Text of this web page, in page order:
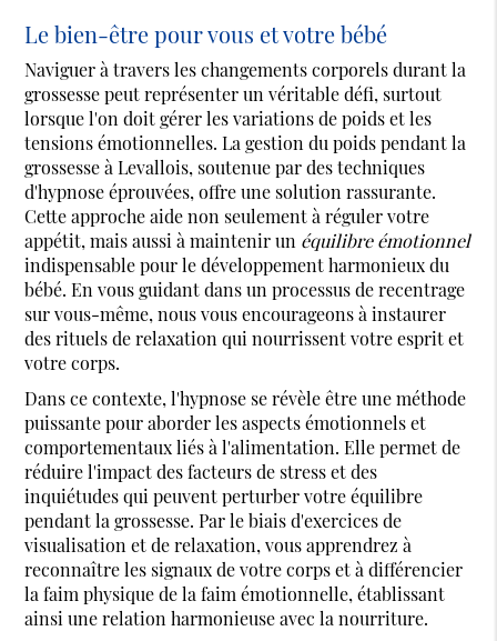
Le bien-être pour vous et votre bébé
Naviguer à travers les changements corporels durant la
grossesse peut représenter un véritable défi, surtout
lorsque l'on doit gérer les variations de poids et les
tensions émotionnelles. La gestion du poids pendant la
grossesse à Levallois, soutenue par des techniques
d'hypnose éprouvées, offre une solution rassurante.
Cette approche aide non seulement à réguler votre
appétit, mais aussi à maintenir un équilibre émotionnel
indispensable pour le développement harmonieux du
bébé. En vous guidant dans un processus de recentrage
sur vous-même, nous vous encourageons à instaurer
des rituels de relaxation qui nourrissent votre esprit et
votre corps.
Dans ce contexte, l'hypnose se révèle être une méthode
puissante pour aborder les aspects émotionnels et
comportementaux liés à l'alimentation. Elle permet de
réduire l'impact des facteurs de stress et des
inquiétudes qui peuvent perturber votre équilibre
pendant la grossesse. Par le biais d'exercices de
visualisation et de relaxation, vous apprendrez à
reconnaître les signaux de votre corps et à différencier
la faim physique de la faim émotionnelle, établissant
ainsi une relation harmonieuse avec la nourriture.